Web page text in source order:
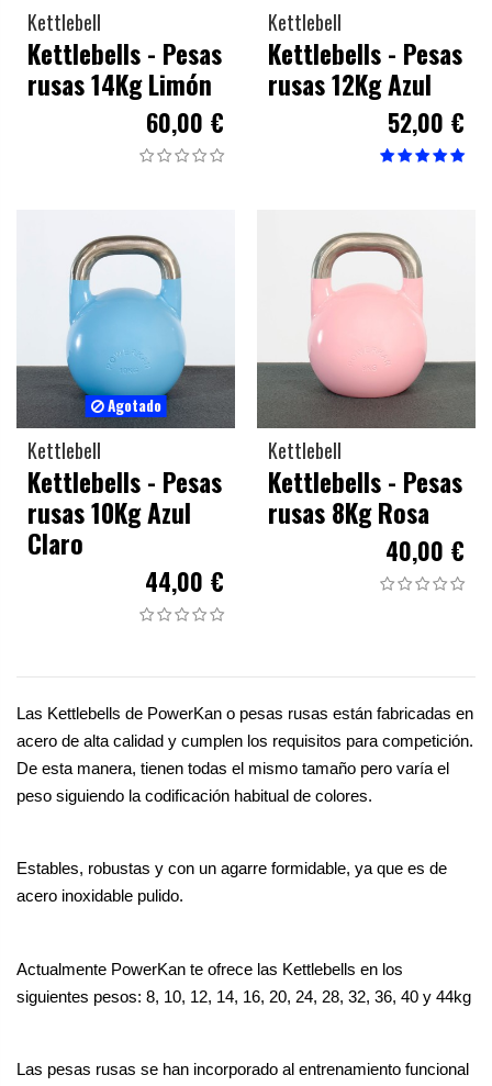
Kettlebell
Kettlebells - Pesas
rusas 14Kg Limón
60,00 €
Kettlebell
Kettlebells - Pesas
rusas 12Kg Azul
52,00 €
Agotado
Kettlebell
Kettlebells - Pesas
rusas 10Kg Azul
Claro
44,00 €
Kettlebell
Kettlebells - Pesas
rusas 8Kg Rosa
40,00 €
Las Kettlebells de PowerKan o pesas rusas están fabricadas en
acero de alta calidad y cumplen los requisitos para competición.
De esta manera, tienen todas el mismo tamaño pero varía el
peso siguiendo la codificación habitual de colores.
Estables, robustas y con un agarre formidable, ya que es de
acero inoxidable pulido.
Actualmente PowerKan te ofrece las Kettlebells en los
siguientes pesos: 8, 10, 12, 14, 16, 20, 24, 28, 32, 36, 40 y 44kg
Las pesas rusas se han incorporado al entrenamiento funcional